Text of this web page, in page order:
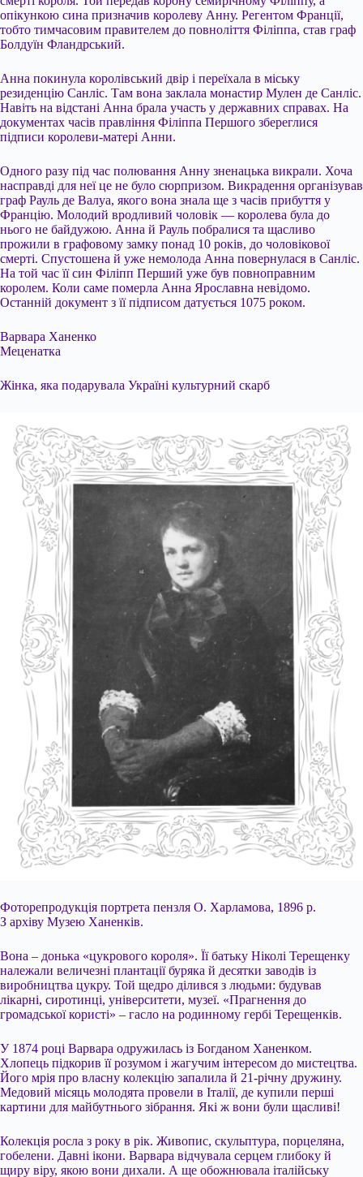
опікункою сина призначив королеву Анну. Регентом Франції,
тобто тимчасовим правителем до повноліття Філіппа, став граф
Болдуїн Фландрський.
Анна покинула королівський двір і переїхала в міську
резиденцію Санліс. Там вона заклала монастир Мулен де Санліс.
Навіть на відстані Анна брала участь у державних справах. На
документах часів правління Філіппа Першого збереглися
підписи королеви-матері Анни.
Одного разу під час полювання Анну зненацька викрали. Хоча
насправді для неї це не було сюрпризом. Викрадення організував
граф Рауль де Валуа, якого вона знала ще з часів прибуття у
Францію. Молодий вродливий чоловік — королева була до
нього не байдужою. Анна й Рауль побралися та щасливо
прожили в графовому замку понад 10 років, до чоловікової
смерті. Спустошена й уже немолода Анна повернулася в Санліс.
На той час її син Філіпп Перший уже був повноправним
королем. Коли саме померла Анна Ярославна невідомо.
Останній документ з її підписом датується 1075 роком.
Варвара Ханенко
Меценатка
Жінка, яка подарувала Україні культурний скарб
Фоторепродукція портрета пензля О. Харламова, 1896 р.
З архіву Музею Ханенків.
Вона – донька «цукрового короля». Її батьку Ніколі Терещенку
належали величезні плантації буряка й десятки заводів із
виробництва цукру. Той щедро ділився з людьми: будував
лікарні, сиротинці, університети, музеї. «Прагнення до
громадської користі» – гасло на родинному гербі Терещенків.
У 1874 році Варвара одружилась із Богданом Ханенком.
Хлопець підкорив її розумом і жагучим інтересом до мистецтва.
Його мрія про власну колекцію запалила й 21-річну дружину.
Медовий місяць молодята провели в Італії, де купили перші
картини для майбутнього зібрання. Які ж вони були щасливі!
Колекція росла з року в рік. Живопис, скульптура, порцеляна,
гобелени. Давні ікони. Варвара відчувала серцем глибоку й
щиру віру, якою вони дихали. А ще обожнювала італійську